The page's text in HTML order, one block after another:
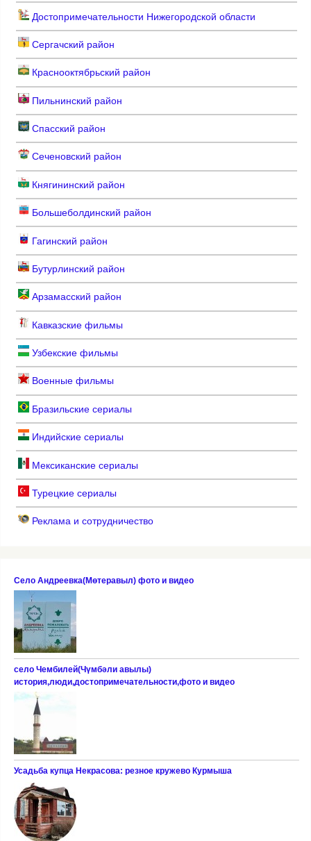
Достопримечательности Нижегородской области
Сергачский район
Краснооктябрьский район
Пильнинский район
Спасский район
Сеченовский район
Княгининский район
Большеболдинский район
Гагинский район
Бутурлинский район
Арзамасский район
Кавказские фильмы
Узбекские фильмы
Военные фильмы
Бразильские сериалы
Индийские сериалы
Мексиканские сериалы
Турецкие сериалы
Реклама и сотрудничество
Село Андреевка(Мөтеравыл) фото и видео
село Чембилей(Чүмбәли авылы)
история,люди,достопримечательности,фото и видео
Усадьба купца Некрасова: резное кружево Курмыша